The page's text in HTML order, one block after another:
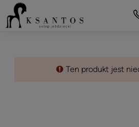
Ten produkt jest